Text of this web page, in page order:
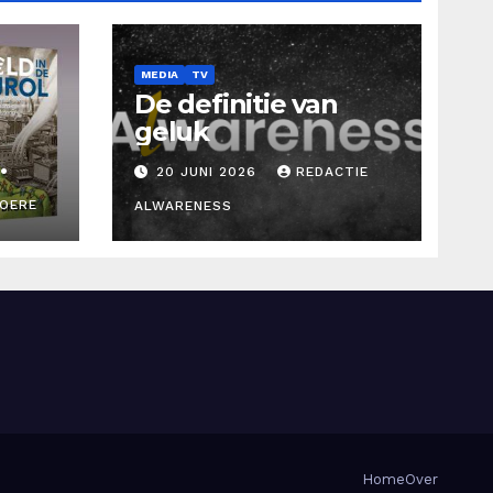
MEDIA TV
De definitie van
geluk
20 JUNI 2026 REDACTIE
ALWARENESS
HomeOver